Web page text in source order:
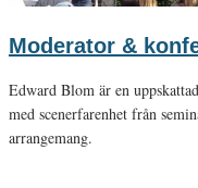
Moderator &
Edward Blom är en
med scenerfarenhet från
arrangemang.